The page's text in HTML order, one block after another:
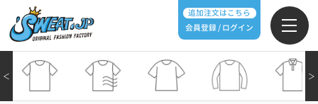
追加注文はこちら
会員登録 / ログイン
＞
＜